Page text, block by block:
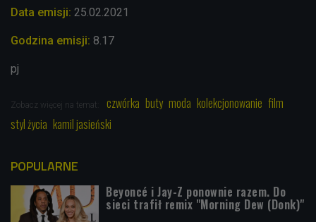
Data emisji: 25.02.2021
Godzina emisji: 8.17
pj
Zobacz więcej na temat: czwórka buty moda kolekcjonowanie film
styl życia kamil jasieński
POPULARNE
Beyoncé i Jay-Z ponownie razem. Do
sieci trafił remix "Morning Dew (Donk)"